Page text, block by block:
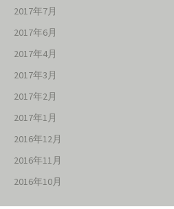
2017年7月
2017年6月
2017年4月
2017年3月
2017年2月
2017年1月
2016年12月
2016年11月
2016年10月